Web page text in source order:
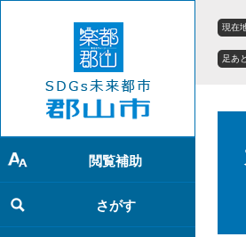
で
す
。
ば
し
て
本
文
閲覧補助
さがす
現在
足あと